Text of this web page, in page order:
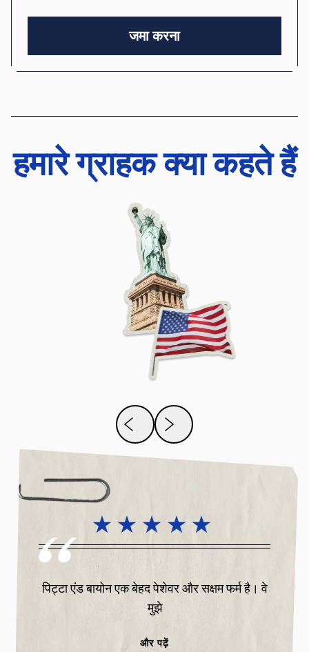
जमा करना
हमारे ग्राहक क्या कहते हैं
पिट्टा एंड बायोन एक बेहद पेशेवर और सक्षम फर्म है। वे
मुझे
और पढ़ें